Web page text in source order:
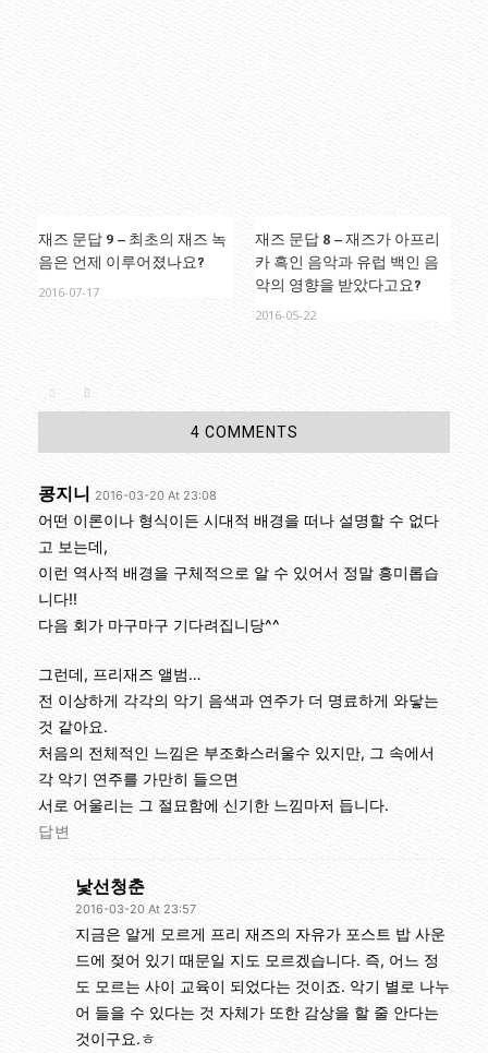
재즈 문답 9 – 최초의 재즈 녹
음은 언제 이루어졌나요?
2016-07-17
재즈 문답 8 – 재즈가 아프리
카 흑인 음악과 유럽 백인 음
악의 영향을 받았다고요?
2016-05-22
4 COMMENTS
콩지니 2016-03-20 At 23:08
어떤 이론이나 형식이든 시대적 배경을 떠나 설명할 수 없다
고 보는데,
이런 역사적 배경을 구체적으로 알 수 있어서 정말 흥미롭습
니다!!
다음 회가 마구마구 기다려집니당^^
그런데, 프리재즈 앨범…
전 이상하게 각각의 악기 음색과 연주가 더 명료하게 와닿는
것 같아요.
처음의 전체적인 느낌은 부조화스러울수 있지만, 그 속에서
각 악기 연주를 가만히 들으면
서로 어울리는 그 절묘함에 신기한 느낌마저 듭니다.
답변
낯선청춘
2016-03-20 At 23:57
지금은 알게 모르게 프리 재즈의 자유가 포스트 밥 사운
드에 젖어 있기 때문일 지도 모르겠습니다. 즉, 어느 정
도 모르는 사이 교육이 되었다는 것이죠. 악기 별로 나누
어 들을 수 있다는 것 자체가 또한 감상을 할 줄 안다는
것이구요.ㅎ